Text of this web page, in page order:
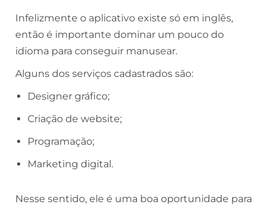
Infelizmente o aplicativo existe só em inglês,
então é importante dominar um pouco do
idioma para conseguir manusear.
Alguns dos serviços cadastrados são:
Designer gráfico;
Criação de website;
Programação;
Marketing digital.
Nesse sentido, ele é uma boa oportunidade para